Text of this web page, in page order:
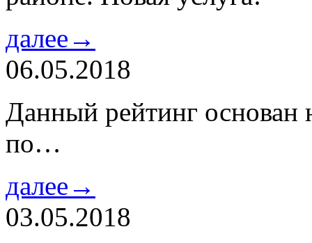
далее→
06.05.2018
Данный рейтинг основан
по…
далее→
03.05.2018